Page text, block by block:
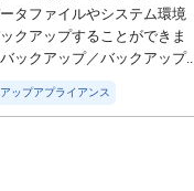
タファイルやシステム環境
クアップすることができま
ックアップ／バックアップ
ップアプライアンス